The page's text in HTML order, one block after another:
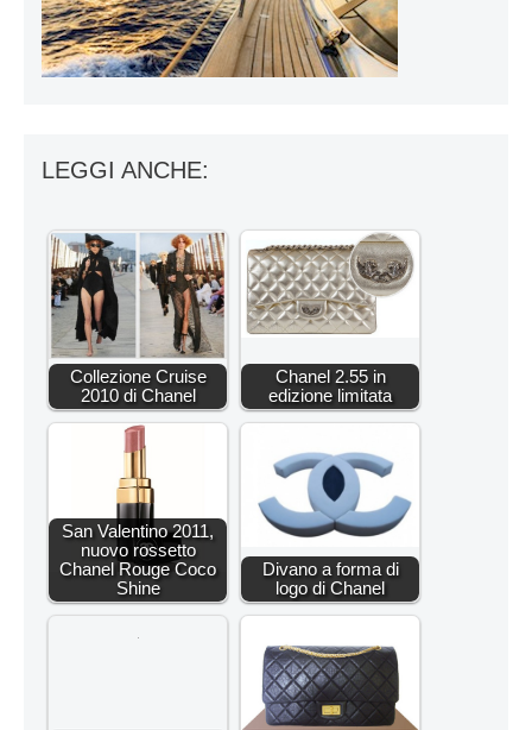
LEGGI ANCHE:
Collezione Cruise
2010 di Chanel
Chanel 2.55 in
edizione limitata
San Valentino 2011,
nuovo rossetto
Chanel Rouge Coco
Shine
Divano a forma di
logo di Chanel